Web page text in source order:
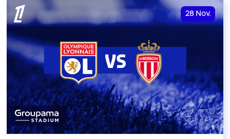
28 Nov.